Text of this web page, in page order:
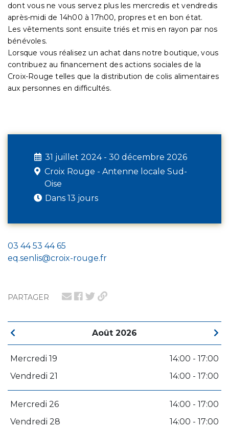
PARTAGER
Août 2026
Mercredi 19
14:00 - 17:00
Vendredi 21
14:00 - 17:00
Mercredi 26
14:00 - 17:00
Vendredi 28
14:00 - 17:00
dont vous ne vous servez plus les mercredis et vendredis
après-midi de 14h00 à 17h00, propres et en bon état.
Les vêtements sont ensuite triés et mis en rayon par nos
bénévoles.
Lorsque vous réalisez un achat dans notre boutique, vous
contribuez au financement des actions sociales de la
Croix-Rouge telles que la distribution de colis alimentaires
aux personnes en difficultés.
31 juillet 2024 - 30 décembre 2026
Croix Rouge - Antenne locale Sud-
Oise
Dans 13 jours
03 44 53 44 65
eq.senlis@croix-rouge.fr